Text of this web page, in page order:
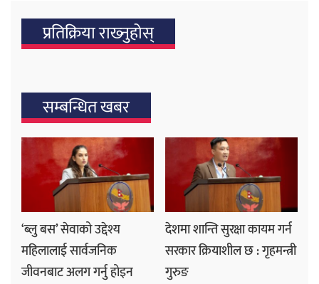
प्रतिक्रिया राख्‍नुहोस्
सम्बन्धित खबर
‘ब्लु बस’ सेवाको उद्देश्य
महिलालाई सार्वजनिक
जीवनबाट अलग गर्नु होइन
देशमा शान्ति सुरक्षा कायम गर्न
सरकार क्रियाशील छ : गृहमन्त्री
गुरुङ